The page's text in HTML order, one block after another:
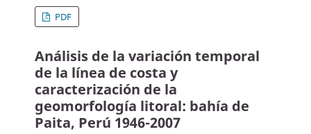
PDF
Análisis de la variación temporal
de la línea de costa y
caracterización de la
geomorfología litoral: bahía de
Paita, Perú 1946-2007